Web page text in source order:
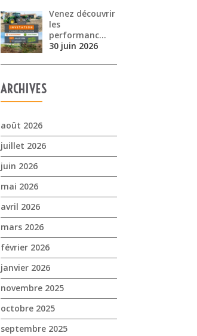
Venez découvrir
les
performanc…
30 juin 2026
ARCHIVES
août 2026
juillet 2026
juin 2026
mai 2026
avril 2026
mars 2026
février 2026
janvier 2026
novembre 2025
octobre 2025
septembre 2025